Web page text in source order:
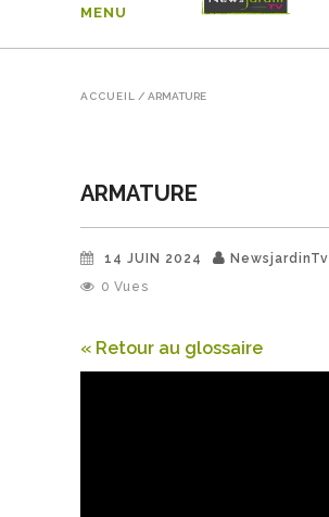
MENU
ACCUEIL / ARMATURE
ARMATURE
14 JUIN 2024 NewsjardinTv
0 Vues
« Retour au glossaire